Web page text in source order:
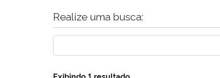
Início do conteúdo
Realize uma busca:
Exibindo 1 resultado